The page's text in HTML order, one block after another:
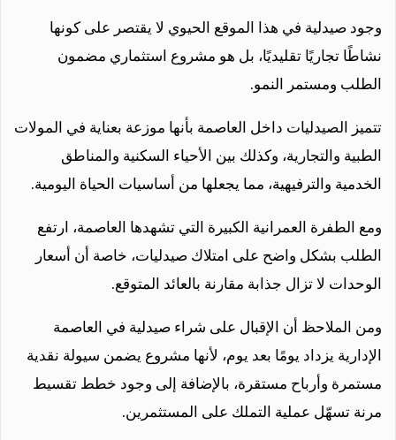
وجود صيدلية في هذا الموقع الحيوي لا يقتصر على كونها
نشاطًا تجاريًا تقليديًا، بل هو مشروع استثماري مضمون
الطلب ومستمر النمو.
تتميز الصيدليات داخل العاصمة بأنها موزعة بعناية في المولات
الطبية والتجارية، وكذلك بين الأحياء السكنية والمناطق
الخدمية والترفيهية، مما يجعلها من أساسيات الحياة اليومية.
ومع الطفرة العمرانية الكبيرة التي تشهدها العاصمة، ارتفع
الطلب بشكل واضح على امتلاك صيدليات، خاصة أن أسعار
الوحدات لا تزال جذابة مقارنة بالعائد المتوقع.
ومن الملاحظ أن الإقبال على شراء صيدلية في العاصمة
الإدارية يزداد يومًا بعد يوم، لأنها مشروع يضمن سيولة نقدية
مستمرة وأرباح مستقرة، بالإضافة إلى وجود خطط تقسيط
مرنة تسهّل عملية التملك على المستثمرين.